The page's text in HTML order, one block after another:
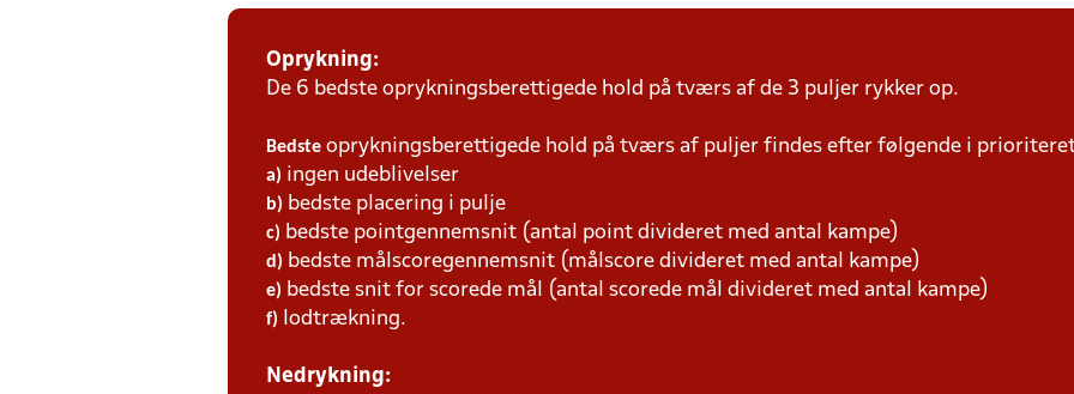
Oprykning:
De 6 bedste oprykningsberettigede hold på tværs af de 3 puljer rykker op.
Bedste oprykningsberettigede hold på tværs af puljer findes efter følgende i
a) ingen udeblivelser
b) bedste placering i pulje
c) bedste pointgennemsnit (antal point divideret med antal kampe)
d) bedste målscoregennemsnit (målscore divideret med antal kampe)
e) bedste snit for scorede mål (antal scorede mål divideret med antal kampe)
f) lodtrækning.
Nedrykning: